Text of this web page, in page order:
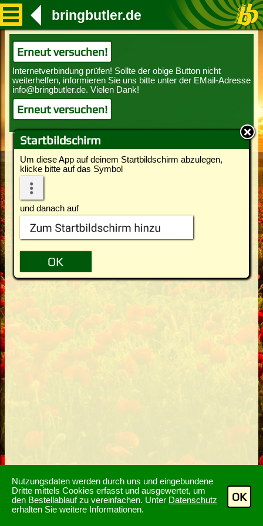
Nutzungsdaten werden durch uns und eingebundene
Dritte mittels Cookies erfasst und ausgewertet, um
den Bestellablauf zu vereinfachen. Unter Datenschutz
erhalten Sie weitere Informationen.
OK
Startbildschirm
Um diese App auf deinem Startbildschirm abzulegen,
klicke bitte auf das Symbol
und danach auf
bringbutler.de
Erneut versuchen!
Erneut versuchen!